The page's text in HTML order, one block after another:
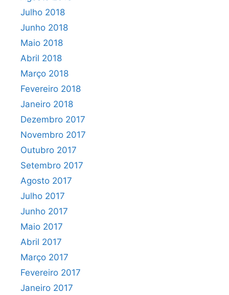
Julho 2018
Junho 2018
Maio 2018
Abril 2018
Março 2018
Fevereiro 2018
Janeiro 2018
Dezembro 2017
Novembro 2017
Outubro 2017
Setembro 2017
Agosto 2017
Julho 2017
Junho 2017
Maio 2017
Abril 2017
Março 2017
Fevereiro 2017
Janeiro 2017